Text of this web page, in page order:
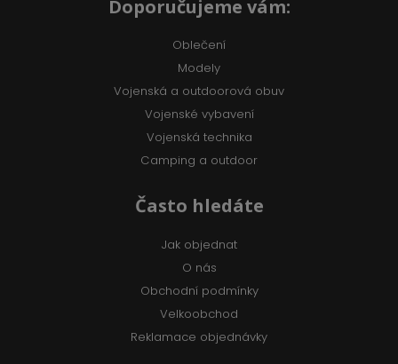
Doporučujeme vám:
Oblečení
Modely
Vojenská a outdoorová obuv
Vojenské vybavení
Vojenská technika
Camping a outdoor
Často hledáte
Jak objednat
O nás
Obchodní podmínky
Velkoobchod
Reklamace objednávky